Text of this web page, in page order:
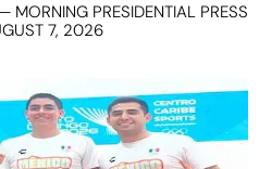
MORNING PRESIDENTIAL PRESS
7, 2026